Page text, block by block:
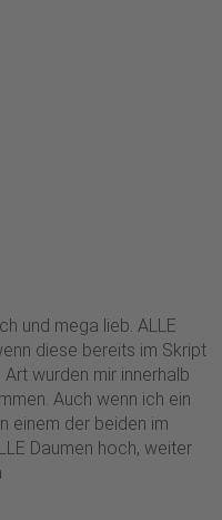
und mega lieb. ALLE
diese bereits im Skript
wurden mir innerhalb
Auch wenn ich ein
einem der beiden im
Daumen hoch, weiter